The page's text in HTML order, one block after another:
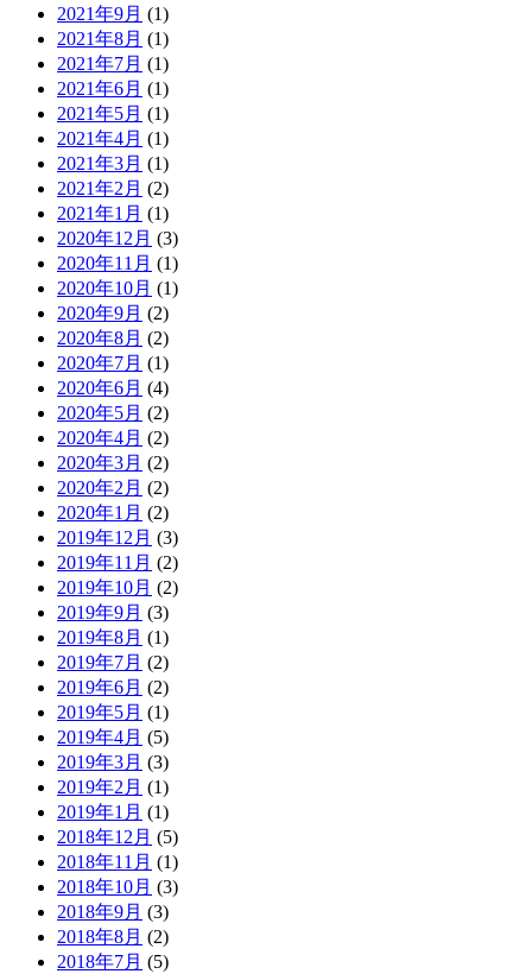
2021年9月 (1)
2021年8月 (1)
2021年7月 (1)
2021年6月 (1)
2021年5月 (1)
2021年4月 (1)
2021年3月 (1)
2021年2月 (2)
2021年1月 (1)
2020年12月 (3)
2020年11月 (1)
2020年10月 (1)
2020年9月 (2)
2020年8月 (2)
2020年7月 (1)
2020年6月 (4)
2020年5月 (2)
2020年4月 (2)
2020年3月 (2)
2020年2月 (2)
2020年1月 (2)
2019年12月 (3)
2019年11月 (2)
2019年10月 (2)
2019年9月 (3)
2019年8月 (1)
2019年7月 (2)
2019年6月 (2)
2019年5月 (1)
2019年4月 (5)
2019年3月 (3)
2019年2月 (1)
2019年1月 (1)
2018年12月 (5)
2018年11月 (1)
2018年10月 (3)
2018年9月 (3)
2018年8月 (2)
2018年7月 (5)